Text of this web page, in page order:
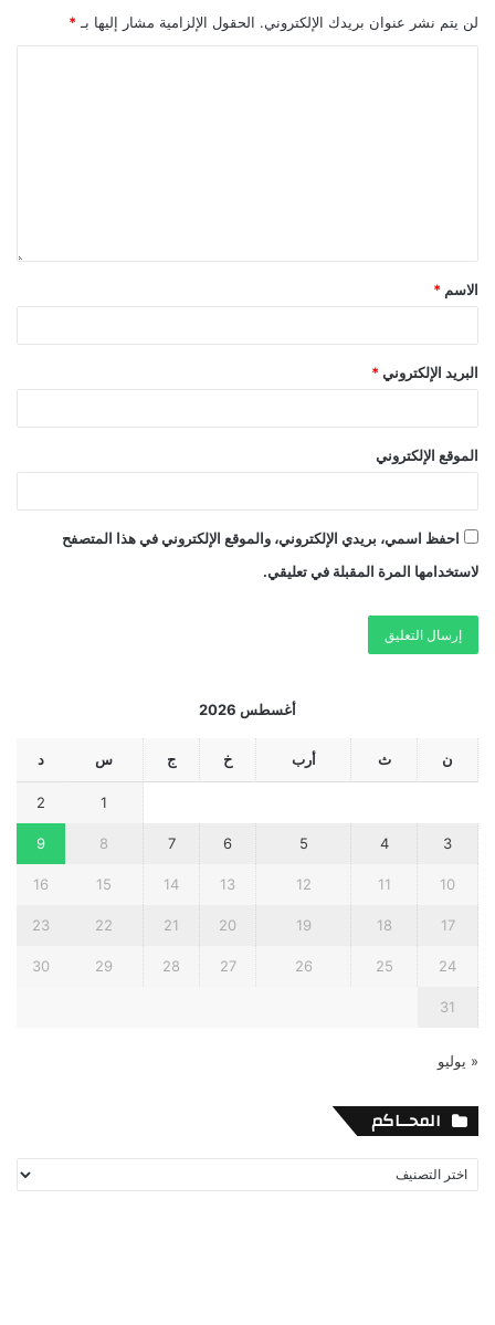
لن يتم نشر عنوان بريدك الإلكتروني. الحقول الإلزامية مشار إليها بـ *
الاسم *
البريد الإلكتروني *
الموقع الإلكتروني
احفظ اسمي، بريدي الإلكتروني، والموقع الإلكتروني في هذا المتصفح
لاستخدامها المرة المقبلة في تعليقي.
أغسطس 2026
ن ث أرب خ ج س د
1
2
3
4
5
6
7
8
9
10
11
12
13
14
15
16
17
18
19
20
21
22
23
24
25
26
27
28
29
30
31
« يوليو
المحــاكم
المحــاكم